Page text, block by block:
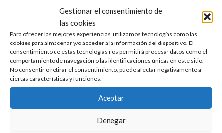
Gestionar el consentimiento de
las cookies
Para ofrecer las mejores experiencias, utilizamos tecnologías como las
cookies para almacenar y/o acceder a la información del dispositivo. El
consentimiento de estas tecnologías nos permitirá procesar datos como el
comportamiento de navegación o las identificaciones únicas en este sitio.
No consentir o retirar el consentimiento, puede afectar negativamente a
ciertas características y funciones.
Aceptar
Denegar
tiene este autor.
En muchas ocasiones las
mujeres que llenan los cómics
de superhéroes, sean del lado
de los ángeles o del de los
demonios, pecan de tener
cuerpos que mezclan el de una
adolescente con una modelo
subida de tono. Pocas veces,